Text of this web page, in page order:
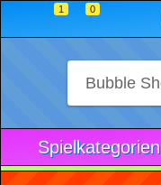
1 0
Spielkategorien